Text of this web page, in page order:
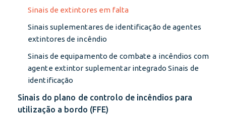
Sinais de extintores em falta
Sinais suplementares de identificação de agentes
extintores de incêndio
Sinais de equipamento de combate a incêndios com
agente extintor suplementar integrado Sinais de
identificação
Sinais do plano de controlo de incêndios para
utilização a bordo (FFE)